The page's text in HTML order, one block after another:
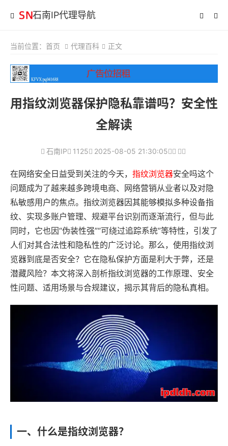
石南IP代理导航
当前位置： 首页 代理百科 正文
用指纹浏览器保护隐私靠谱吗？安全性
全解读
石南IP 1125 2025-08-05 21:30:05
在网络安全日益受到关注的今天， 指纹浏览器安全吗这个
问题成为了越来越多跨境电商、网络营销从业者以及对隐
私敏感用户的焦点。指纹浏览器因其能够模拟多种设备指
纹、实现多账户管理、规避平台识别而逐渐流行，但与此
同时，它也因“伪装性强”“可绕过追踪系统”等特性，引发了
人们对其合法性和隐私性的广泛讨论。那么，使用指纹浏
览器到底是否安全？它在隐私保护方面是利大于弊，还是
潜藏风险？本文将深入剖析指纹浏览器的工作原理、安全
性问题、适用场景与合规建议，揭示其背后的隐私真相。
一、什么是指纹浏览器？